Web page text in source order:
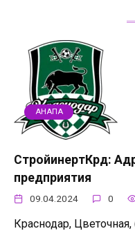
АНАПА
СтройинертКрд:
предприятия
09.04.2024 0
Краснодар, Цветочная,